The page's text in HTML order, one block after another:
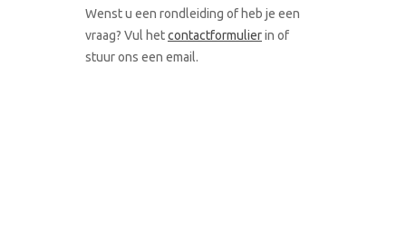
Wenst u een rondleiding of heb je een
vraag? Vul hetcontactformulierin of
stuur ons een email.